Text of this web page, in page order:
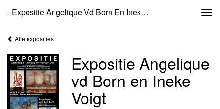
- Expositie Angelique Vd Born En Ineke Voigt
Alle exposities
Expositie Angelique
vd Born en Ineke
Voigt